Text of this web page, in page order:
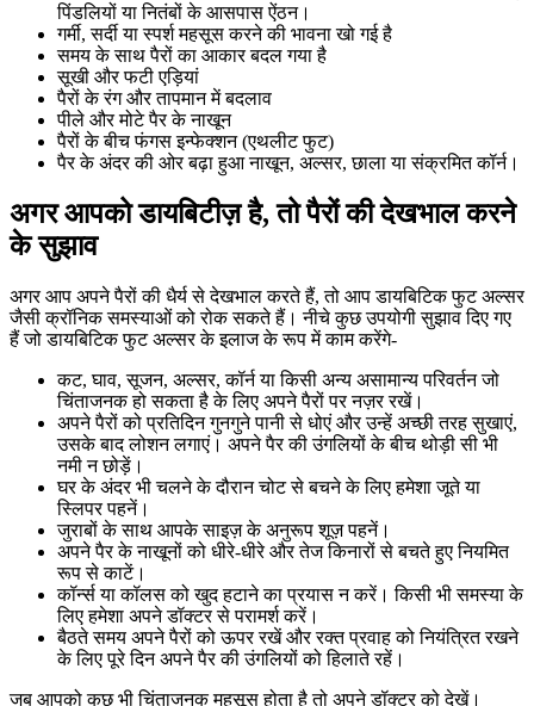
पिंडलियों या नितंबों के आसपास ऐंठन।
गर्मी, सर्दी या स्पर्श महसूस करने की भावना खो गई है
समय के साथ पैरों का आकार बदल गया है
सूखी और फटी एड़ियां
पैरों के रंग और तापमान में बदलाव
पीले और मोटे पैर के नाखून
पैरों के बीच फंगस इन्फेक्शन (एथलीट फुट)
पैर के अंदर की ओर बढ़ा हुआ नाखून, अल्सर, छाला या संक्रमित कॉर्न।
अगर आपको डायबिटीज़ है, तो पैरों की देखभाल करने
के सुझाव
अगर आप अपने पैरों की धैर्य से देखभाल करते हैं, तो आप डायबिटिक फुट अल्सर
जैसी क्रॉनिक समस्याओं को रोक सकते हैं। नीचे कुछ उपयोगी सुझाव दिए गए
हैं जो डायबिटिक फुट अल्सर के इलाज के रूप में काम करेंगे-
कट, घाव, सूजन, अल्सर, कॉर्न या किसी अन्य असामान्य परिवर्तन जो
चिंताजनक हो सकता है के लिए अपने पैरों पर नज़र रखें।
अपने पैरों को प्रतिदिन गुनगुने पानी से धोएं और उन्हें अच्छी तरह सुखाएं,
उसके बाद लोशन लगाएं। अपने पैर की उंगलियों के बीच थोड़ी सी भी
नमी न छोड़ें।
घर के अंदर भी चलने के दौरान चोट से बचने के लिए हमेशा जूते या
स्लिपर पहनें।
जुराबों के साथ आपके साइज़ के अनुरूप शूज़ पहनें।
अपने पैर के नाखूनों को धीरे-धीरे और तेज किनारों से बचते हुए नियमित
रूप से काटें।
कॉर्न्स या कॉलस को खुद हटाने का प्रयास न करें। किसी भी समस्या के
लिए हमेशा अपने डॉक्टर से परामर्श करें।
बैठते समय अपने पैरों को ऊपर रखें और रक्त प्रवाह को नियंत्रित रखने
के लिए पूरे दिन अपने पैर की उंगलियों को हिलाते रहें।
जब आपको कुछ भी चिंताजनक महसूस होता है तो अपने डॉक्टर को देखें।